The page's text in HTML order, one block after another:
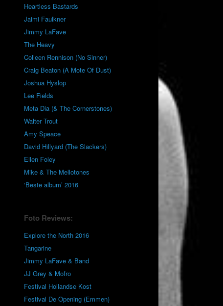
Heartless Bastards
Jaimi Faulkner
Jimmy LaFave
The Heavy
Colleen Rennison (No Sinner)
Craig Beaton (A Mote Of Dust)
Joshua Hyslop
Lee Fields
Meta Dia (& The Cornerstones)
Walter Trout
Amy Speace
David Hillyard (The Slackers)
Ellen Foley
Mike & The Mellotones
‘Beste album’ 2016
Foto Reviews:
Explore the North 2016
Tangarine
Jimmy LaFave & Band
JJ Grey & Mofro
Festival Hollandse Kost
Festival De Opening (Emmen)